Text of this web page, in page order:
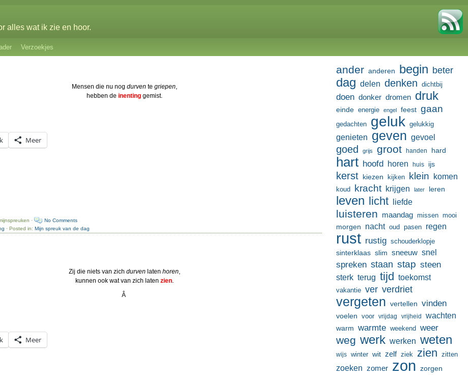
alles wat ik zie en hoor.
Verzoekjes
Mensen die nu nogdurven tegriepen,
hebben deinenting gemist.
Meer
·
No Comments
· Posted in:Mijn spreuk van de dag
Zij die niets van zichdurven latenhoren,
kunnen ook wat van zich latenzien.
Â
Meer
ander anderen begin beter
dag delen denken dichtbij
doen donker dromen druk
einde energie engel feest gaan
gedachten geluk gelukkig
genieten geven gevoel
goed grijs groot handen hard
hart hoofd horen huis ijs
kerst kiezen kijken klein komen
koud kracht krijgen later leren
leven licht liefde
luisteren maandag missen mooi
morgen nacht oud pasen regen
rust rustig schouderklopje
sinterklaas slim sneeuw snel
spreken staan stap steen
sterk terug tijd toekomst
vakantie ver verdriet
vergeten vertellen vinden
voelen voor vrijdag vrijheid wachten
warm warmte weekend weer
weg werk werken weten
wijs winter wit zelf ziek zien zitten
zoeken zomer zon zorgen